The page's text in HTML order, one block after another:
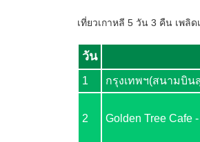
เที่ยวเกาหลี 5 วัน 3 คืน เพลิ
วัน
1 กรุงเทพฯ(สนามบิ
2 Golden Tree